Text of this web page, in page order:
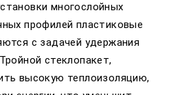
многослойных
профилей пластиковые
с задачей удержания
стеклопакет,
высокую теплоизоляцию,